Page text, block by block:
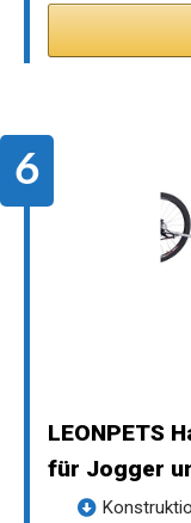
LEONPETS
für Jogger